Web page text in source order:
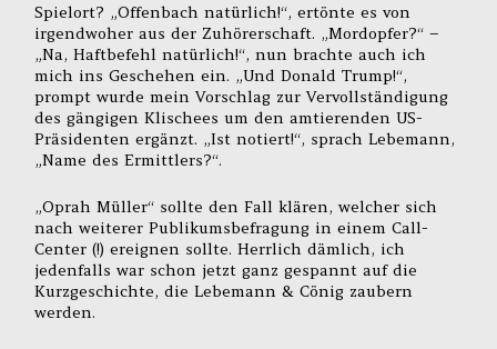
Spielort? „Offenbach natürlich!“, ertönte es von
irgendwoher aus der Zuhörerschaft. „Mordopfer?“ –
„Na, Haftbefehl natürlich!“, nun brachte auch ich
mich ins Geschehen ein. „Und Donald Trump!“,
prompt wurde mein Vorschlag zur Vervollständigung
des gängigen Klischees um den amtierenden US-
Präsidenten ergänzt. „Ist notiert!“, sprach Lebemann,
„Name des Ermittlers?“.
„Oprah Müller“ sollte den Fall klären, welcher sich
nach weiterer Publikumsbefragung in einem Call-
Center (!) ereignen sollte. Herrlich dämlich, ich
jedenfalls war schon jetzt ganz gespannt auf die
Kurzgeschichte, die Lebemann & Cönig zaubern
werden.